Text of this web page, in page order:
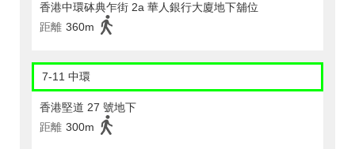
香港中環砵典乍街 2a 華人銀行大廈地下舖位
距離 360m
7-11 中環
香港堅道 27 號地下
距離 300m